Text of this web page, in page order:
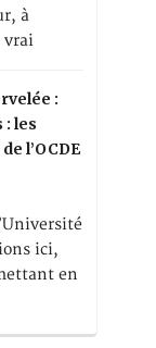
à
vrai
:
: les
l’OCDE
ici,
en